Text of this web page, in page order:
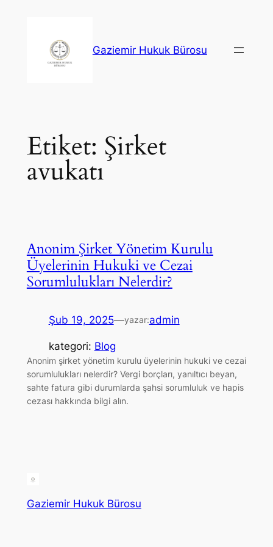
Gaziemir Hukuk Bürosu
Etiket: Şirket
avukatı
Anonim Şirket Yönetim Kurulu
Üyelerinin Hukuki ve Cezai
Sorumlulukları Nelerdir?
Şub 19, 2025—yazar:admin
kategori: Blog
Anonim şirket yönetim kurulu üyelerinin hukuki ve cezai
sorumlulukları nelerdir? Vergi borçları, yanıltıcı beyan,
sahte fatura gibi durumlarda şahsi sorumluluk ve hapis
cezası hakkında bilgi alın.
Gaziemir Hukuk Bürosu